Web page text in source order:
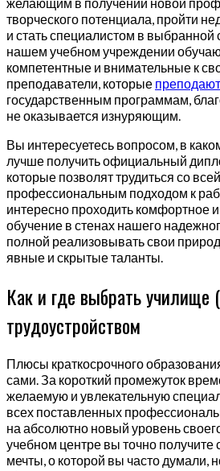
желающим в получении новой
творческого потенциала, пройти
и стать специалистом в выбранной
нашем учебном учреждении
компетентные и внимательные к
преподаватели, которые
государственным программам,
не оказывается изнуряющим.
Вы интересуетесь вопросом, в
лучше получить официальный
которые позволят трудиться со
профессиональным подходом к
интересно проходить комфортное
обучение в стенах нашего
полной реализовывать свои
явные и скрытые таланты.
Как и где выбрать училище
трудоустройством
Плюсы краткосрочного
сами. За короткий промежуток
желаемую и увлекательную
всех поставленных
на абсолютно новый уровень
учебном центре вы точно получите
мечты, о которой вы часто думали,